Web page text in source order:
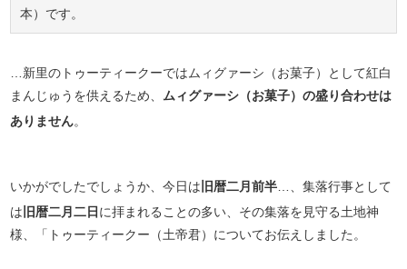
本）です。
…新里のトゥーティークーではムィグァーシ（お菓子）として紅白
まんじゅうを供えるため、 ムィグァーシ（お菓子）の盛り合わせは
ありません。
いかがでしたでしょうか、今日は 旧暦二月前半…、集落行事として
は 旧暦二月二日 に拝まれることの多い、その集落を見守る土地神
様、「トゥーティークー（土帝君）についてお伝えしました。